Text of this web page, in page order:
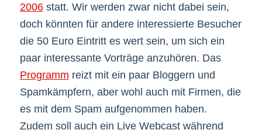
2006statt. Wir werden zwar nicht dabei sein,
doch könnten für andere interessierte Besucher
die 50 Euro Eintritt es wert sein, um sich ein
paar interessante Vorträge anzuhören. Das
Programm reizt mit ein paar Bloggern und
Spamkämpfern, aber wohl auch mit Firmen, die
es mit dem Spam aufgenommen haben.
Zudem soll auch ein Live Webcast während